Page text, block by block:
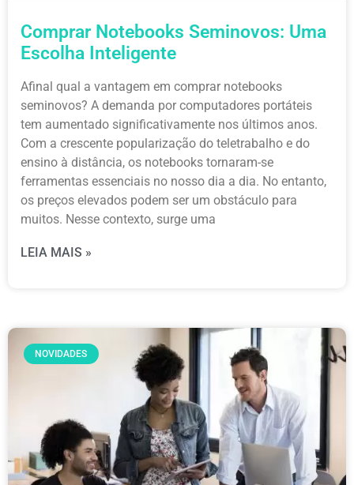
Comprar Notebooks Seminovos: Uma
Escolha Inteligente
Afinal qual a vantagem em comprar notebooks
seminovos? A demanda por computadores portáteis
tem aumentado significativamente nos últimos anos.
Com a crescente popularização do teletrabalho e do
ensino à distância, os notebooks tornaram-se
ferramentas essenciais no nosso dia a dia. No entanto,
os preços elevados podem ser um obstáculo para
muitos. Nesse contexto, surge uma
LEIA MAIS »
NOVIDADES